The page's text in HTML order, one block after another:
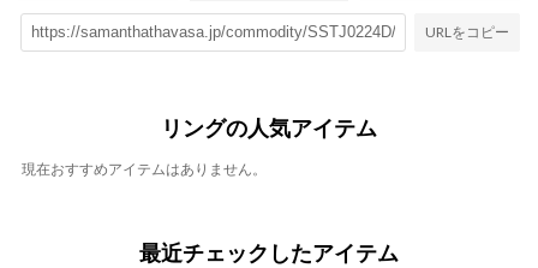
URLをコピー
リングの人気アイテム
現在おすすめアイテムはありません。
最近チェックしたアイテム